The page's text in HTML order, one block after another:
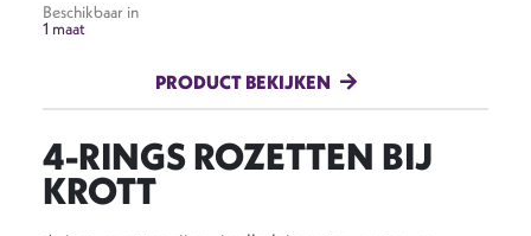
Beschikbaar in
1 maat
PRODUCT BEKIJKEN
4-RINGS ROZETTEN BIJ
KROTT